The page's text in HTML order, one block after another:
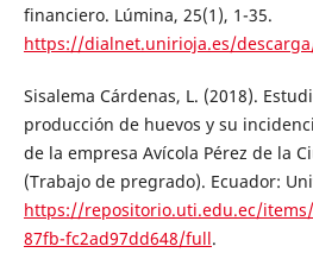
financiero. Lúmina, 25(1), 1-35.
https://dialnet.unirioja.es/
Sisalema Cárdenas, L. (2018).
producción de huevos y su
de la empresa Avícola Pérez de la
(Trabajo de pregrado). Ecuador:
https://repositorio.uti.edu.ec/
87fb-fc2ad97dd648/full.